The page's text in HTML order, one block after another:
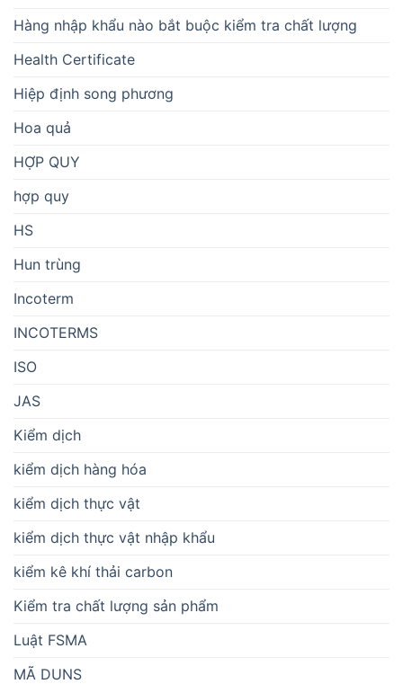
Hàng nhập khẩu nào bắt buộc kiểm tra chất lượng
Health Certificate
Hiệp định song phương
Hoa quả
HỢP QUY
hợp quy
HS
Hun trùng
Incoterm
INCOTERMS
ISO
JAS
Kiểm dịch
kiểm dịch hàng hóa
kiểm dịch thực vật
kiểm dịch thực vật nhập khẩu
kiểm kê khí thải carbon
Kiểm tra chất lượng sản phẩm
Luật FSMA
MÃ DUNS